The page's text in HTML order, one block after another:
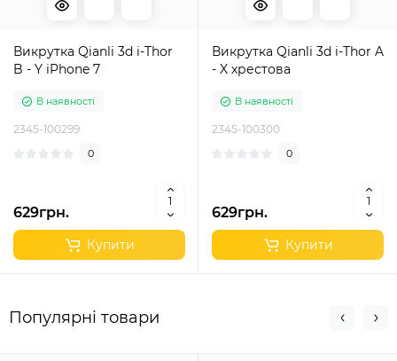
Викрутка Qianli 3d i-Thor
B - Y iPhone 7
В наявності
2345-100299
0
629грн.
Купити
Викрутка Qianli 3d i-Thor A
- X хрестова
В наявності
2345-100300
0
629грн.
Купити
Популярні товари